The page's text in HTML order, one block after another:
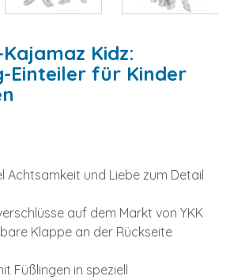
Kidz:
Einteiler für Kinder
Achtsamkeit und Liebe zum Detail
auf dem Markt von YKK
Klappe an der Rückseite
Füßlingen in speziell